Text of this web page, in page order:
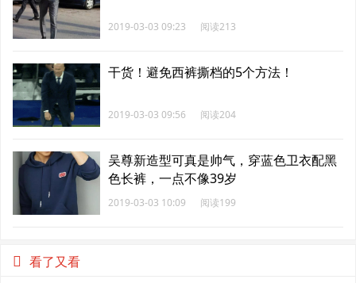
2019-03-03 09:23 阅读213
干货！避免西裤撕档的5个方法！
2019-03-03 09:56 阅读204
吴尊新造型可真是帅气，穿蓝色卫衣配黑
色长裤，一点不像39岁
2019-03-03 10:09 阅读199
看了又看